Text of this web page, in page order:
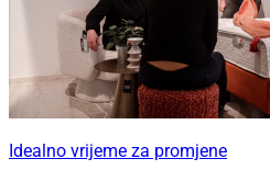
Idealno vrijeme za promjene